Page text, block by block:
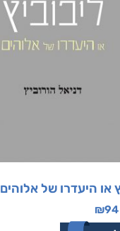
או היעדרו של אלוהים
₪94